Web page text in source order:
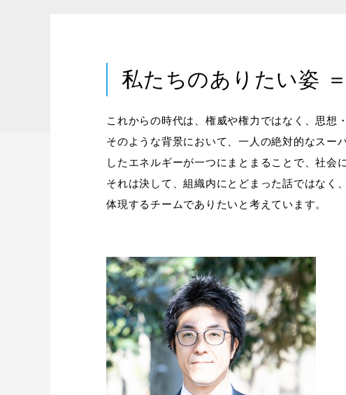
私たちのありたい姿 ＝
これからの時代は、権威や権力ではなく、思想
そのような背景において、一人の絶対的なスー
したエネルギーが一つにまとまることで、社会
それは決して、組織内にとどまった話ではなく
体現するチームでありたいと考えています。